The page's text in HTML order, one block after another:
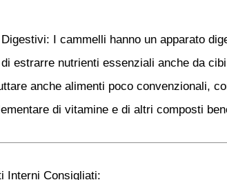
I cammelli hanno un apparato
estrarre nutrienti essenziali anche da
anche alimenti poco convenzionali,
di vitaminee di altri composti
Interni Consigliati: